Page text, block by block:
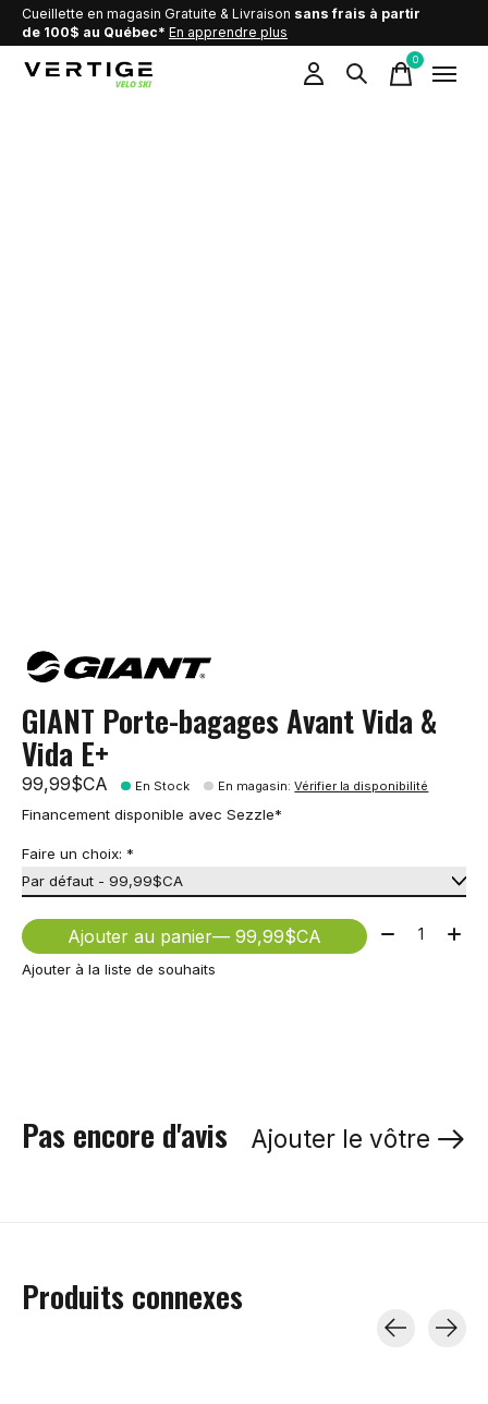
Cueillette en magasin Gratuite & Livraison sans frais à partir
de 100$ au Québec* En apprendre plus
0items
GIANT Porte-bagages Avant Vida &
Vida E+
99,99$CA En Stock En magasin:Vérifier la disponibilité
Financement disponible avec Sezzle*
Faire un choix: *
Ajouter au panier — 99,99$CA Quantité:
Ajouter à la liste de souhaits
Pas encore d'avis Ajouter le vôtre
Produits connexes